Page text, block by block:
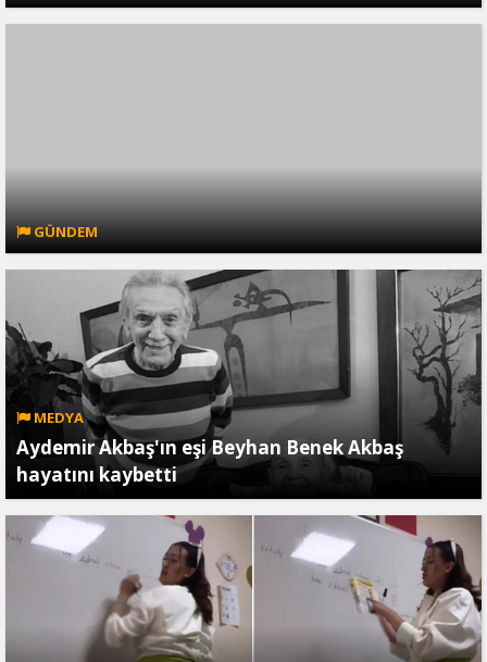
GÜNDEM
MEDYA
Aydemir Akbaş'ın eşi Beyhan Benek Akbaş
hayatını kaybetti